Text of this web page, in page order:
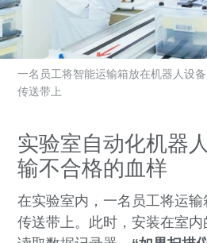
一名员工将智能运输箱放在机器人设
传送带上
实验室自动化机器
输不合格的血样
在实验室内，一名员工将运
传送带上。此时，安装在室